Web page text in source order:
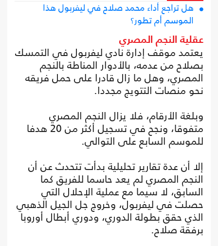
هل تراجع أداء محمد صلاح في ليفربول هذا
الموسم أم تطور؟
عقلية النجم المصري
يعتمد موقف إدارة نادي ليفربول في التمسك
بصلاح من عدمه، بالأدوار المناطة بالنجم
المصري، وهل ما زال قادرا على حمل فريقه
نحو منصات التتويج مجددا.
وبلغة الأرقام، فلا يزال النجم المصري
متفوقا، ونجح في تسجيل أكثر من 20 هدفا
للموسم السابع على التوالي.
إلا أن عدة تقارير تحليلية بدأت تتحدث عن أن
النجم المصري لم يعد حاسما للفريق كما
السابق، لا سيما مع عملية الإحلال التي
حصلت في ليفربول، وخروج جل الجيل الذهبي
الذي حقق بطولة الدوري، ودوري أبطال أوروبا
برفقة صلاح.